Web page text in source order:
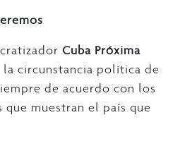
Cuba Próxima
circunstancia política de
de acuerdo con los
muestran el país que